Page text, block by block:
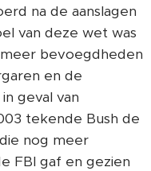
na de aanslagen
van deze wet was
bevoegdheden
en de
geval van
tekende Bush de
nog meer
FBI gaf en gezien